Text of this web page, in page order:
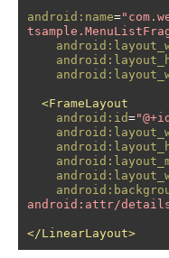
android:name=
<FrameLayout
android:id=
android:attr/
</LinearLayout>